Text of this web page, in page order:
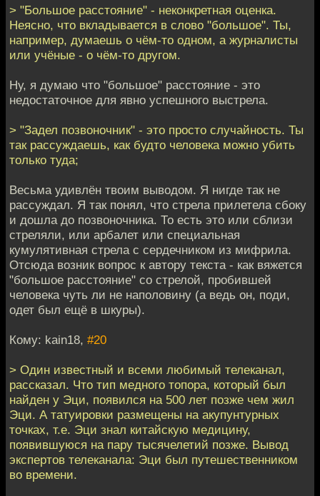
> "Большое расстояние" - неконкретная оценка.
Неясно, что вкладывается в слово "большое". Ты,
например, думаешь о чём-то одном, а журналисты
или учёные - о чём-то другом.
Ну, я думаю что "большое" расстояние - это
недостаточное для явно успешного выстрела.
> "Задел позвоночник" - это просто случайность. Ты
так рассуждаешь, как будто человека можно убить
только туда;
Весьма удивлён твоим выводом. Я нигде так не
рассуждал. Я так понял, что стрела прилетела сбоку
и дошла до позвоночника. То есть это или сблизи
стреляли, или арбалет или специальная
кумулятивная стрела с сердечником из мифрила.
Отсюда возник вопрос к автору текста - как вяжется
"большое расстояние" со стрелой, пробившей
человека чуть ли не наполовину (а ведь он, поди,
одет был ещё в шкуры).
Кому: kain18, #20
> Один известный и всеми любимый телеканал,
рассказал. Что тип медного топора, который был
найден у Эци, появился на 500 лет позже чем жил
Эци. А татуировки размещены на акупунтурных
точках, т.е. Эци знал китайскую медицину,
появившуюся на пару тысячелетий позже. Вывод
экспертов телеканала: Эци был путешественником
во времени.